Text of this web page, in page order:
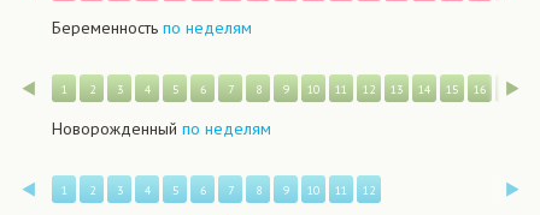
Беременность по неделям
Назад
1 2 3 4 5 6 7 8 9 10 11 12 13 14 15 16 17
Новорожденный по неделям
Назад
1 2 3 4 5 6 7 8 9 10 11 12